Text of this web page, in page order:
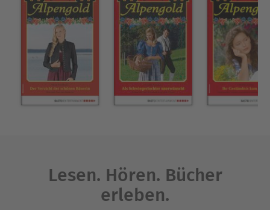
Lesen. Hören. Bücher
erleben.